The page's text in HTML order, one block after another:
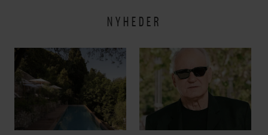
NYHEDER